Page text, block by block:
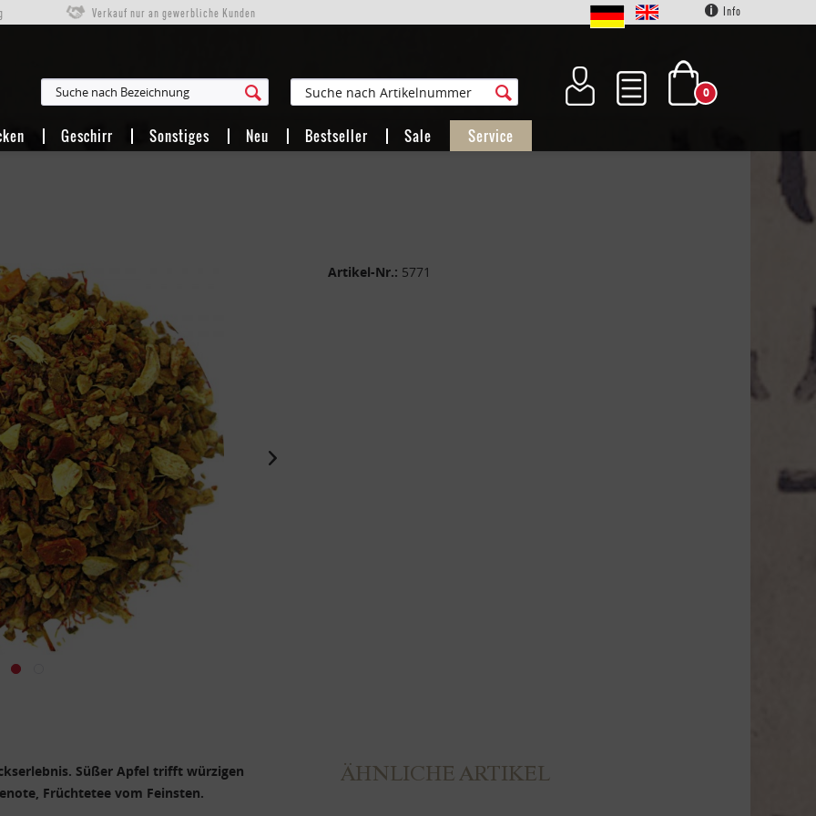
Verkauf nur an gewerbliche Kunden Info
0
Geschirr Sonstiges Neu Bestseller Sale Service
Artikel-Nr.: 5771
Süßer Apfel trifft würzigen
Früchtetee vom Feinsten.
ÄHNLICHE ARTIKEL